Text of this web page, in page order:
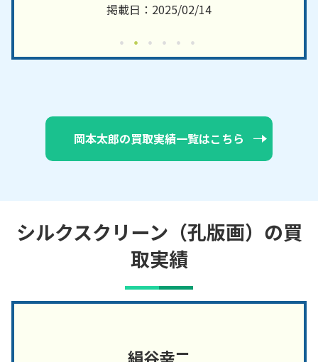
掲載日：2025/02/14
岡本太郎の買取実績一覧はこちら
シルクスクリーン（孔版画）の買
取実績
絹谷幸二